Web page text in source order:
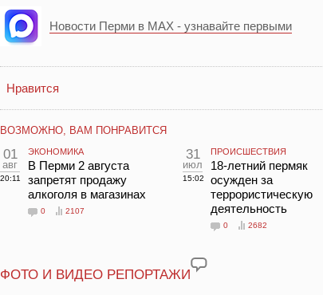
Новости Перми в MAX - узнавайте первыми
Нравится
ВОЗМОЖНО, ВАМ ПОНРАВИТСЯ
01
авг
20:11
ЭКОНОМИКА
В Перми 2 августа
запретят продажу
алкоголя в магазинах
0 2107
31
июл
15:02
ПРОИСШЕСТВИЯ
18-летний пермяк
осужден за
террористическую
деятельность
0 2682
ФОТО И ВИДЕО РЕПОРТАЖИ